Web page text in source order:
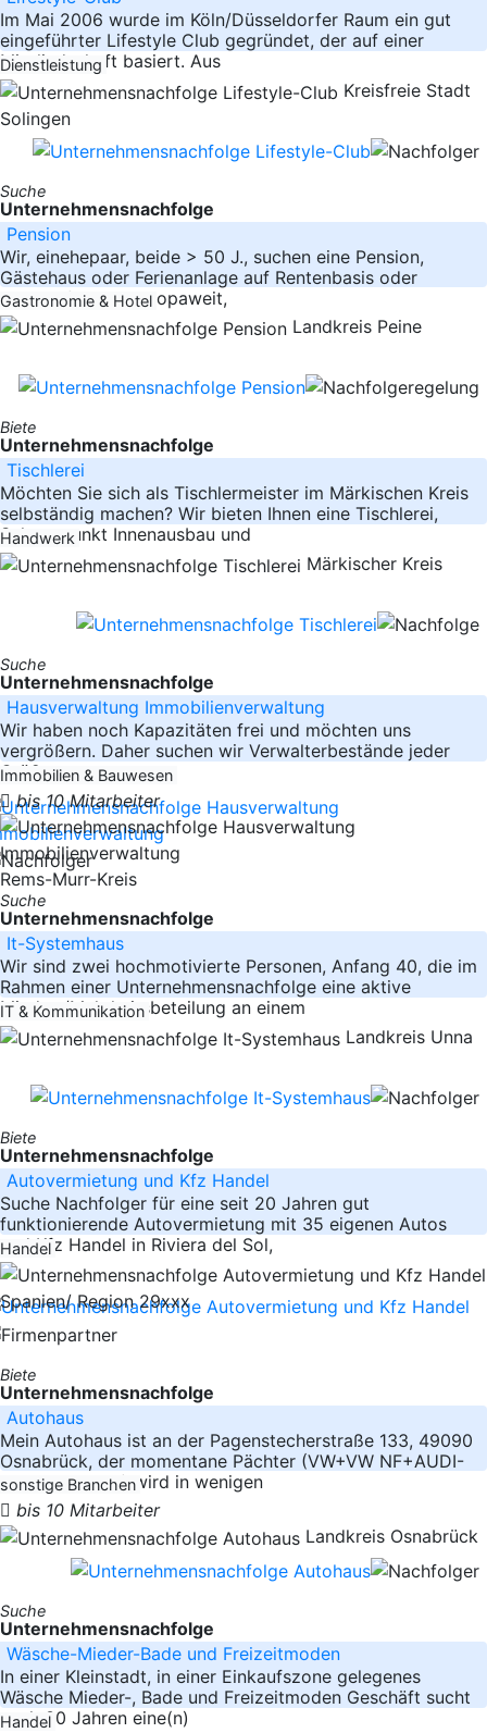
Im Mai 2006 wurde im Köln/Düsseldorfer Raum ein gut
eingeführter Lifestyle Club gegründet, der auf einer
Mitgliedschaft basiert. Aus
Dienstleistung
Kreisfreie Stadt
Solingen
Suche
Unternehmensnachfolge
Pension
Wir, einehepaar, beide > 50 J., suchen eine Pension,
Gästehaus oder Ferienanlage auf Rentenbasis oder
Mietkauf. Lage: europaweit,
Gastronomie & Hotel
Landkreis Peine
Biete
Unternehmensnachfolge
Tischlerei
Möchten Sie sich als Tischlermeister im Märkischen Kreis
selbständig machen? Wir bieten Ihnen eine Tischlerei,
Schwerpunkt Innenausbau und
Handwerk
Märkischer Kreis
Suche
Unternehmensnachfolge
Hausverwaltung Immobilienverwaltung
Wir haben noch Kapazitäten frei und möchten uns
vergrößern. Daher suchen wir Verwalterbestände jeder
Größe zur
Immobilien & Bauwesen
bis 10 Mitarbeiter
Rems-Murr-Kreis
Suche
Unternehmensnachfolge
It-Systemhaus
Wir sind zwei hochmotivierte Personen, Anfang 40, die im
Rahmen einer Unternehmensnachfolge eine aktive
Minder-/Mehrheitsbeteilung an einem
IT & Kommunikation
Landkreis Unna
Biete
Unternehmensnachfolge
Autovermietung und Kfz Handel
Suche Nachfolger für eine seit 20 Jahren gut
funktionierende Autovermietung mit 35 eigenen Autos
und Kfz Handel in Riviera del Sol,
Handel
Spanien/ Region 29xxx
Biete
Unternehmensnachfolge
Autohaus
Mein Autohaus ist an der Pagenstecherstraße 133, 49090
Osnabrück, der momentane Pächter (VW+VW NF+AUDI-
Servicepartner) wird in wenigen
sonstige Branchen
bis 10 Mitarbeiter
Landkreis Osnabrück
Suche
Unternehmensnachfolge
Wäsche-Mieder-Bade und Freizeitmoden
In einer Kleinstadt, in einer Einkaufszone gelegenes
Wäsche Mieder-, Bade und Freizeitmoden Geschäft sucht
nach 30 Jahren eine(n)
Handel